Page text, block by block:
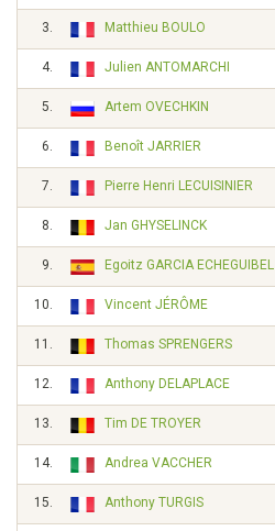
3. Matthieu BOULO
4. Julien ANTOMARCHI
5. Artem OVECHKIN
6. Benoît JARRIER
7. Pierre Henri LECUISINIER
8. Jan GHYSELINCK
9. Egoitz GARCIA ECHEGUIBEL
10. Vincent JÉRÔME
11. Thomas SPRENGERS
12. Anthony DELAPLACE
13. Tim DE TROYER
14. Andrea VACCHER
15. Anthony TURGIS